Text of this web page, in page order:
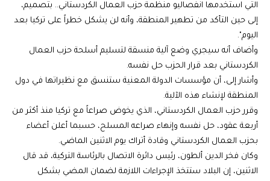
التي استخدمها انفصاليو منظمة حزب العمال الكردستاني.. بتصميم،
إلى حين التأكد من تطهير المنطقة، وأنه لن يشكل خطراً على تركيا بعد
اليوم".
وأضاف أنه سيجري وضع آلية منسقة لتسليم أسلحة حزب العمال
الكردستاني بعد قرار الحزب حل نفسه.
وأشار إلى، أن مؤسسات الدولة المعنية ستنسق مع نظيراتها في دول
المنطقة لإنشاء هذه الآلية.
وقرر حزب العمال الكردستاني، الذي يخوض صراعاً مع تركيا منذ أكثر من
أربعة عقود، حل نفسه وإنهاء صراعه المسلح، حسبما أعلن أعضاء
بحزب العمال الكردستاني وقادة أتراك يوم الاثنين الماضي.
وكان فخر الدين ألطون، رئيس دائرة الاتصال بالرئاسة التركية، قد قال
الاثنين، إن البلاد ستتخذ الإجراءات اللازمة لضمان المضي بشكل